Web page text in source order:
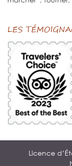
LES
Licence